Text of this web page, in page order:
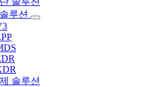
루션
솔루션